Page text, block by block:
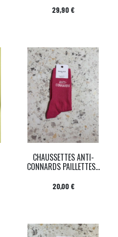
Prix
29,90 €
CHAUSSETTES ANTI-
CONNARDS PAILLETTES...
Prix
20,00 €